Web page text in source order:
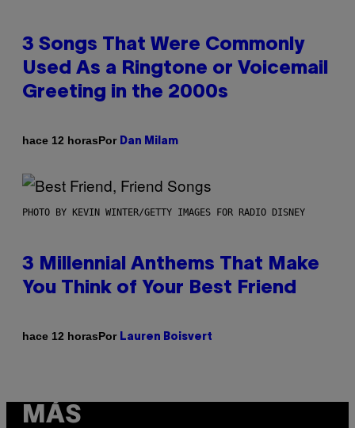
3 Songs That Were Commonly
Used As a Ringtone or Voicemail
Greeting in the 2000s
hace 12 horasPor Dan Milam
PHOTO BY KEVIN WINTER/GETTY IMAGES FOR RADIO DISNEY
3 Millennial Anthems That Make
You Think of Your Best Friend
hace 12 horasPor Lauren Boisvert
MÁS